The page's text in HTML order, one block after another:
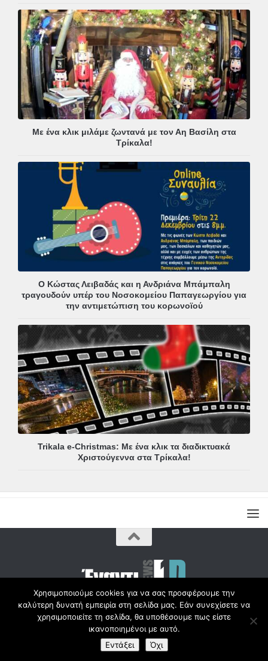
Με ένα κλικ μιλάμε ζωντανά με τον Αη Βασίλη στα
Τρίκαλα!
Ο Κώστας Λειβαδάς και η Ανδριάνα Μπάμπαλη
τραγουδούν υπέρ του Νοσοκομείου Παπαγεωργίου για
την αντιμετώπιση του κορωνοϊού
Trikala e-Christmas: Με ένα κλικ τα διαδικτυακά
Χριστούγεννα στα Τρίκαλα!
Copyright © Radio1d.gr 2012-2017 |
Χρησιμοποιούμε cookies για να σας προσφέρουμε την
καλύτερη δυνατή εμπειρία στη σελίδα μας. Εάν συνεχίσετε να
χρησιμοποιείτε τη σελίδα, θα υποθέσουμε πως είστε
ικανοποιημένοι με αυτό.
Εντάξει
Όχι